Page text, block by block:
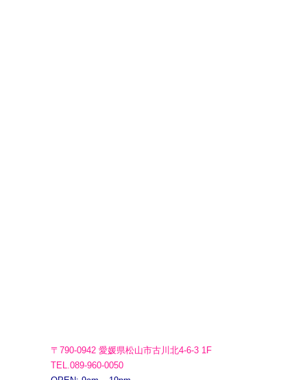
〒790-0942 愛媛県松山市古川北4-6-3 1F
TEL.089-960-0050